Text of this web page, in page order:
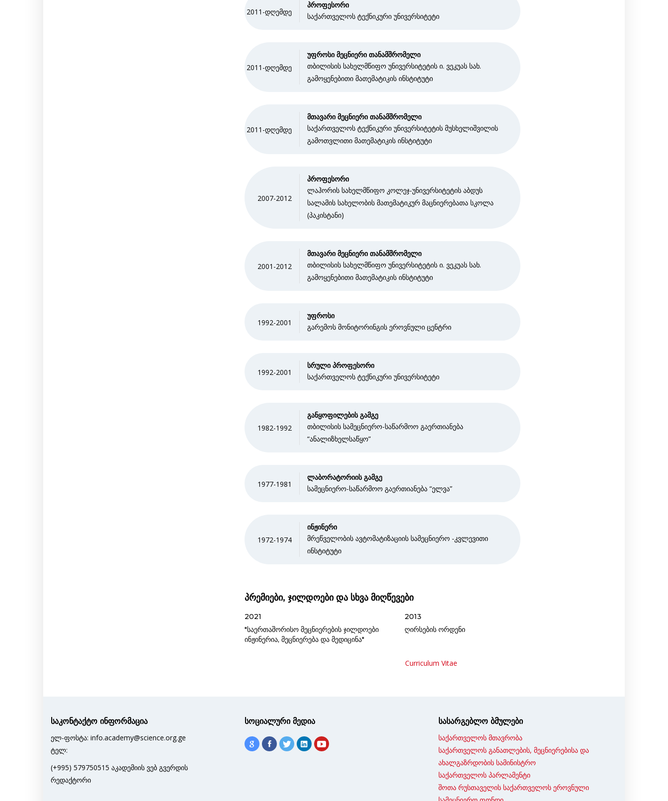
2011-დღემდე
პროფესორი
საქართველოს ტექნიკური უნივერსიტეტი
2011-დღემდე
უფროსი მეცნიერი თანამშრომელი
თბილისის სახელმწიფო უნივერსიტეტის ი. ვეკუას სახ.
გამოყენებითი მათემატიკის ინსტიტუტი
2011-დღემდე
მთავარი მეცნიერი თანამშრომელი
საქართველოს ტექნიკური უნივერსიტეტის მუსხელიშვილის
გამოთვლითი მათემატიკის ინსტიტუტი
2007-2012
პროფესორი
ლაჰორის სახელმწიფო კოლეჯ-უნივერსიტეტის აბდუს
სალამის სახელობის მათემატიკურ მაცნიერებათა სკოლა
(პაკისტანი)
2001-2012
მთავარი მეცნიერი თანამშრომელი
თბილისის სახელმწიფო უნივერსიტეტის ი. ვეკუას სახ.
გამოყენებითი მათემატიკის ინსტიტუტი
1992-2001
უფროსი
გარემოს მონიტორინგის ეროვნული ცენტრი
1992-2001
სრული პროფესორი
საქართველოს ტექნიკური უნივერსიტეტი
1982-1992
განყოფილების გამგე
თბილისის სამეცნიერო-საწარმოო გაერთიანება
“ანალიზხელსაწყო”
1977-1981
ლაბორატორიის გამგე
სამეცნიერო-საწარმოო გაერთიანება “ელვა”
1972-1974
ინჟინერი
მრეწველობის ავტომატიზაციის სამეცნიერო -კვლევითი
ინსტიტუტი
პრემიები, ჯილდოები და სხვა მიღწევები
2021
"საერთაშორისო მეცნიერების ჯილდოები
ინჟინერია, მეცნიერება და მედიცინა"
2013
ღირსების ორდენი
Curriculum Vitae
საკონტაქტო ინფორმაცია
ელ-ფოსტა: info.academy@science.org.ge
ტელ:
(+995) 579750515 აკადემიის ვებ გვერდის
რედაქტორი
სოციალური მედია
სასარგებლო ბმულები
საქართველოს მთავრობა
საქართველოს განათლების, მეცნიერებისა და
ახალგაზრდობის სამინისტრო
საქართველოს პარლამენტი
შოთა რუსთაველის საქართველოს ეროვნული